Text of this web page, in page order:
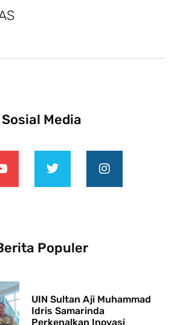
Sosial Media
Populer
UIN Sultan Aji Muhammad
Idris Samarinda
Perkenalkan Inovasi